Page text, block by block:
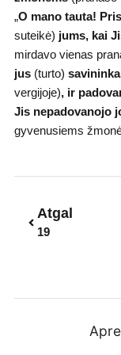
„O mano tauta!
suteikė) jums, kai
mirdavo vienas
jus (turto)
vergijoje), ir
Jis nepadovanojo
gyvenusiems
Atgal
19